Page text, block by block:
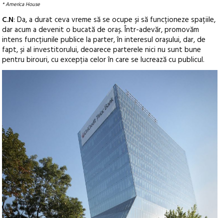
* America House
C.N: Da, a durat ceva vreme să se ocupe și să funcționeze spațiile,
dar acum a devenit o bucată de oraș. Într-adevăr, promovăm
intens funcțiunile publice la parter, în interesul orașului, dar, de
fapt, și al investitorului, deoarece parterele nici nu sunt bune
pentru birouri, cu excepția celor în care se lucrează cu publicul.